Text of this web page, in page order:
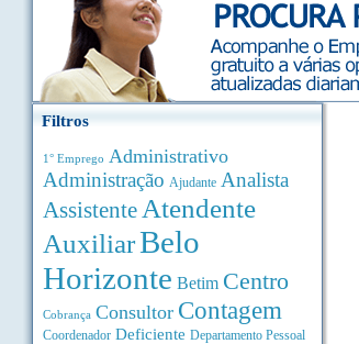
Filtros
1° Emprego Administrativo
Administração Ajudante Analista
Assistente Atendente
AuxiliarBelo
Horizonte Betim Centro
Cobrança Consultor Contagem
Coordenador Deficiente Departamento Pessoal